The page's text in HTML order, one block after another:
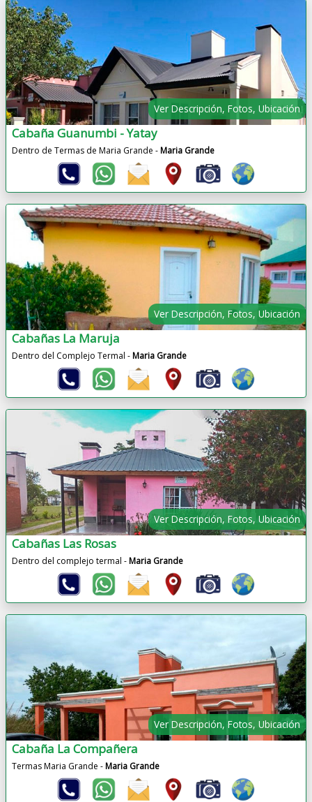
Ver Descripción, Fotos, Ubicación
Cabaña Guanumbi - Yatay
Dentro de Termas de Maria Grande -Maria Grande
Ver Descripción, Fotos, Ubicación
Cabañas La Maruja
Dentro del Complejo Termal -Maria Grande
Ver Descripción, Fotos, Ubicación
Cabañas Las Rosas
Dentro del complejo termal -Maria Grande
Ver Descripción, Fotos, Ubicación
Cabaña La Compañera
Termas Maria Grande -Maria Grande